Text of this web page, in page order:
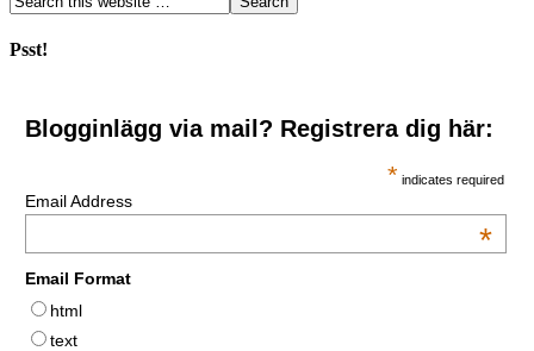
Psst!
Blogginlägg via mail? Registrera dig här:
* indicates required
Email Address
*
Email Format
html
text